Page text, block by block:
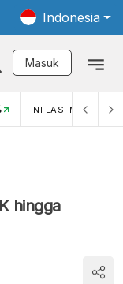
Indonesia
Masuk
INFLASI MOM (MEI)
hingga